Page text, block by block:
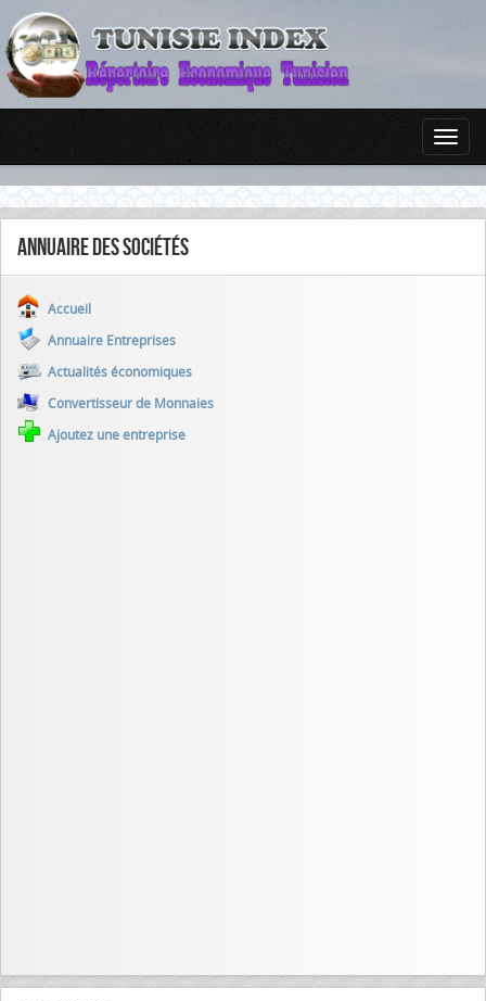
Annuaire des sociétés
Accueil
Annuaire Entreprises
Actualités économiques
Convertisseur de Monnaies
Ajoutez une entreprise